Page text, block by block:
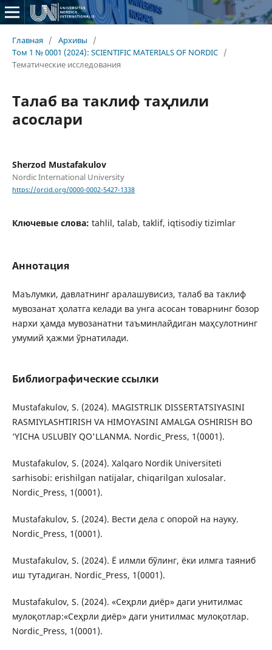
Главная / Архивы
/
Том 1 № 0001 (2024): SCIENTIFIC MATERIALS OF NORDIC /
Тематические исследования
Талаб ва таклиф таҳлили
асослари
Sherzod Mustafakulov
Nordic International University
https://orcid.org/0000-0002-5427-1338
Ключевые слова: tahlil, talab, taklif, iqtisodiy tizimlar
Аннотация
Маълумки, давлатнинг аралашувисиз, талаб ва таклиф
мувозанат ҳолатга келади ва унга асосан товарнинг бозор
нархи ҳамда мувозанатни таъминлайдиган маҳсулотнинг
умумий ҳажми ўрнатилади.
Библиографические ссылки
Mustafakulov, S. (2024). MAGISTRLIK DISSERTATSIYASINI
RASMIYLASHTIRISH VA HIMOYASINI AMALGA OSHIRISH BO
‘YICHA USLUBIY QO'LLANMA. Nordic_Press, 1(0001).
Mustafakulov, S. (2024). Xalqaro Nordik Universiteti
sarhisobi: erishilgan natijalar, chiqarilgan xulosalar.
Nordic_Press, 1(0001).
Mustafakulov, S. (2024). Вести дела с опорой на науку.
Nordic_Press, 1(0001).
Mustafakulov, S. (2024). Ё илмли бўлинг, ёки илмга таяниб
иш тутадиган. Nordic_Press, 1(0001).
Mustafakulov, S. (2024). «Сеҳрли диёр» даги унитилмас
мулоқотлар:«Сеҳрли диёр» даги унитилмас мулоқотлар.
Nordic_Press, 1(0001).